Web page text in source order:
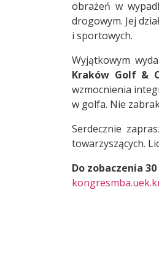
obrażeń w
drogowym. Jej
i sportowych.
Wyjątkowym
Kraków Golf &
wzmocnienia
w golfa. Nie
Serdecznie
towarzyszących.
Do zobaczenia